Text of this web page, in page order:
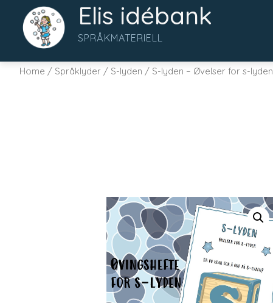
Elis idébank
SPRÅKMATERIELL
Home / Språklyder / S-lyden / S-lyden – Øvelser for s-lyden